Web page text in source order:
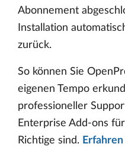
Abonnement
Installation
zurück.
So können Sie
eigenen Tempo
professioneller
Enterprise Add-ons
Richtige sind.